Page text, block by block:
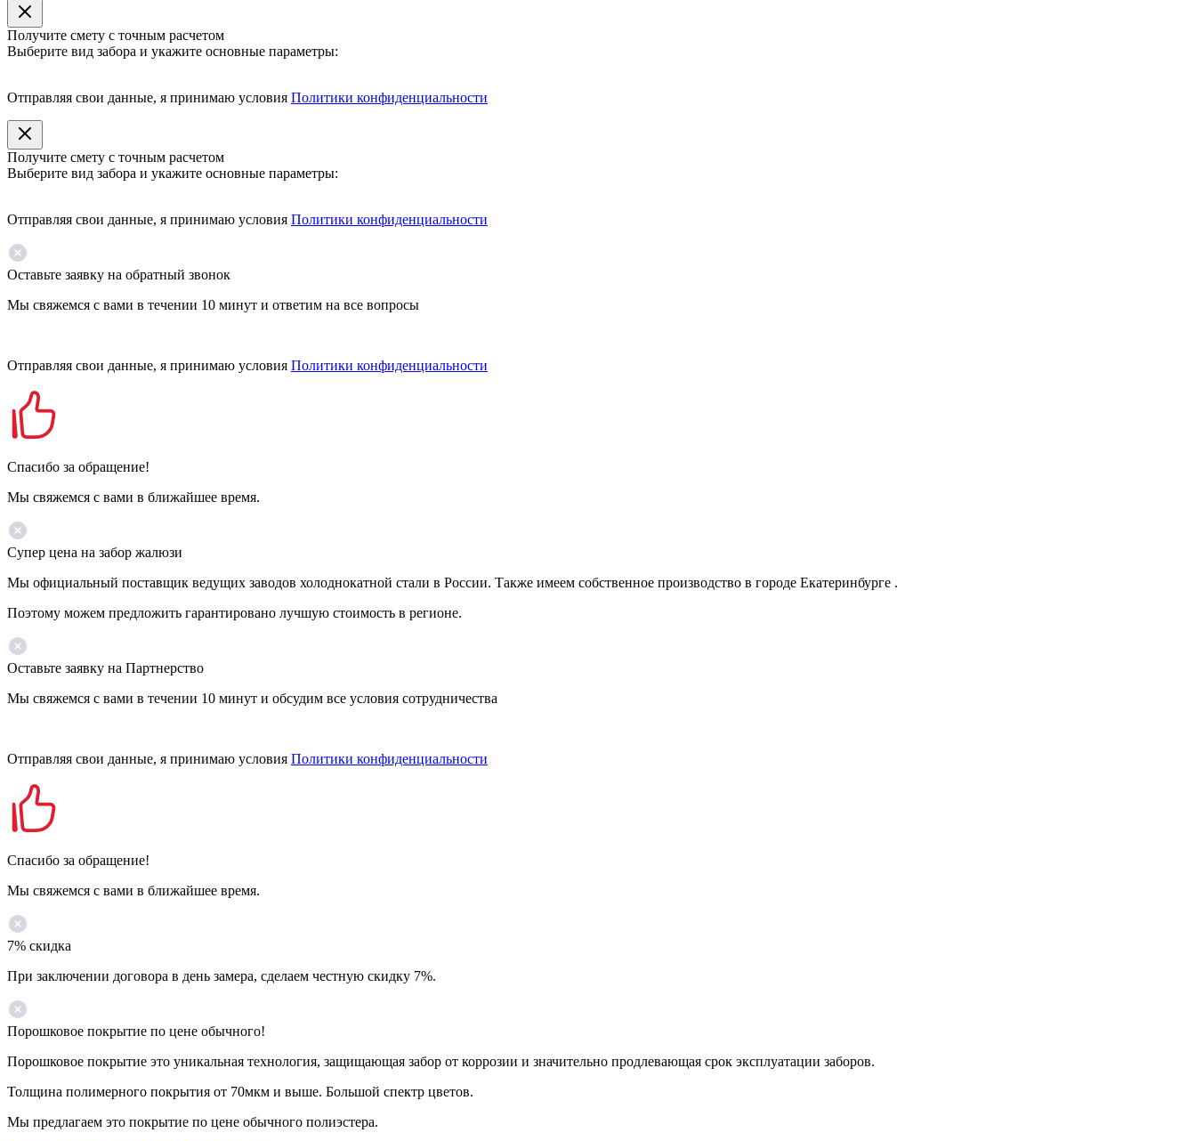
Получите смету с точным расчетом
Выберите вид забора и укажите основные параметры:
Отправляя свои данные, я принимаю условия Политики конфиденциальности
Получите смету с точным расчетом
Выберите вид забора и укажите основные параметры:
Отправляя свои данные, я принимаю условия Политики конфиденциальности
Оставьте заявку на обратный звонок
Мы свяжемся с вами в течении 10 минут и ответим на все вопросы
Отправляя свои данные, я принимаю условия Политики конфиденциальности
Спасибо за обращение!
Мы свяжемся с вами в ближайшее время.
Супер цена на забор жалюзи
Мы официальный поставщик ведущих заводов холоднокатной стали в России. Также имеем собственное производство в городе Екатеринбурге .
Поэтому можем предложить гарантировано лучшую стоимость в регионе.
Оставьте заявку на Партнерство
Мы свяжемся с вами в течении 10 минут и обсудим все условия сотрудничества
Отправляя свои данные, я принимаю условия Политики конфиденциальности
Спасибо за обращение!
Мы свяжемся с вами в ближайшее время.
7% скидка
При заключении договора в день замера, сделаем честную скидку 7%.
Порошковое покрытие по цене обычного!
Порошковое покрытие это уникальная технология, защищающая забор от коррозии и значительно продлевающая срок эксплуатации заборов.
Толщина полимерного покрытия от 70мкм и выше. Большой спектр цветов.
Мы предлагаем это покрытие по цене обычного полиэстера.